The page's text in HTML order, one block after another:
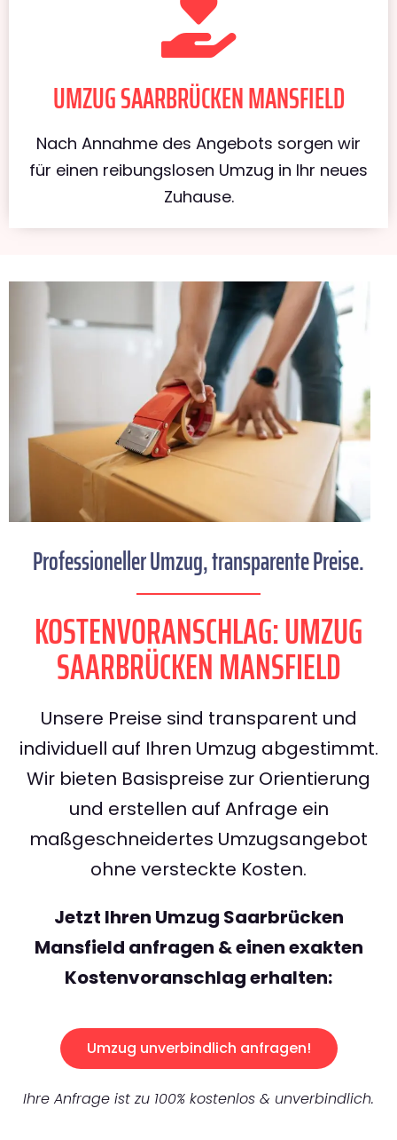
UMZUG SAARBRÜCKEN MANSFIELD
Nach Annahme des Angebots sorgen wir
für einen reibungslosen Umzug in Ihr neues
Zuhause.
Professioneller Umzug, transparente Preise.
KOSTENVORANSCHLAG: UMZUG
SAARBRÜCKEN MANSFIELD
Unsere Preise sind transparent und
individuell auf Ihren Umzug abgestimmt.
Wir bieten Basispreise zur Orientierung
und erstellen auf Anfrage ein
maßgeschneidertes Umzugsangebot
ohne versteckte Kosten.
Jetzt Ihren Umzug Saarbrücken
Mansfield anfragen & einen exakten
Kostenvoranschlag erhalten:
Umzug unverbindlich anfragen!
Ihre Anfrage ist zu 100% kostenlos & unverbindlich.